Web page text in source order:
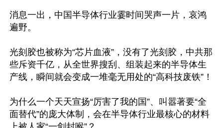
消息一出，中国半导体行业霎时间哭声一片，哀鸿
遍野。
光刻胶也被称为“芯片血液”，没有了光刻胶，中共那
些斥资千亿，从全世界搜刮、组装起来的半导体生
产线，瞬间就会变成一堆毫无用处的“高科技废铁”！
为什么一个天天宣扬“厉害了我的国”、叫嚣著要“全
面替代”的庞大体制，会在半导体行业最核心的材料